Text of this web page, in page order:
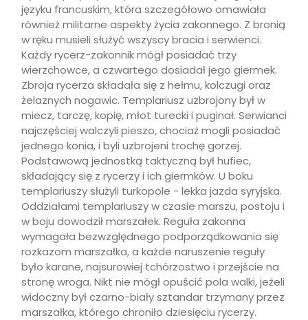
języku francuskim, która szczegółowo omawiała
również militarne aspekty życia zakonnego. Z bronią
w ręku musieli służyć wszyscy bracia i serwienci.
Każdy rycerz-zakonnik mógł posiadać trzy
wierzchowce, a czwartego dosiadał jego giermek.
Zbroja rycerza składała się z hełmu, kolczugi oraz
żelaznych nogawic. Templariusz uzbrojony był w
miecz, tarczę, kopię, młot turecki i puginał. Serwianci
najczęściej walczyli pieszo, chociaż mogli posiadać
jednego konia, i byli uzbrojeni trochę gorzej.
Podstawową jednostką taktyczną był hufiec,
składający się z rycerzy i ich giermków. U boku
templariuszy służyli turkopole - lekka jazda syryjska.
Oddziałami templariuszy w czasie marszu, postoju i
w boju dowodził marszałek. Reguła zakonna
wymagała bezwzględnego podporządkowania się
rozkazom marszałka, a każde naruszenie reguły
było karane, najsurowiej tchórzostwo i przejście na
stronę wroga. Nikt nie mógł opuścić pola walki, jeżeli
widoczny był czarno-biały sztandar trzymany przez
marszałka, którego chroniło dziesięciu rycerzy.